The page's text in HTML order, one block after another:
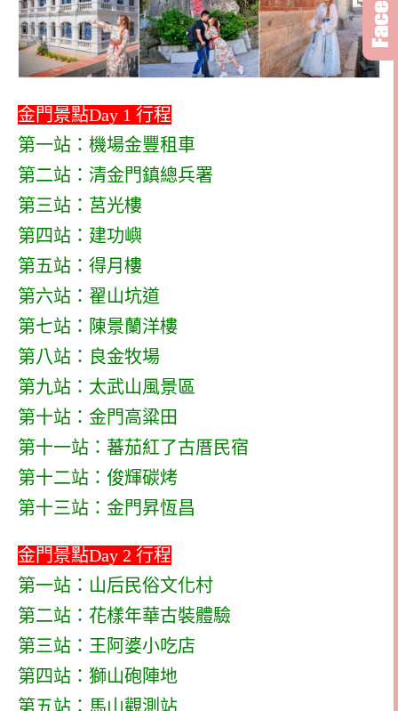
金門景點Day 1 行程
第一站：機場金豐租車
第二站：清金門鎮總兵署
第三站：莒光樓
第四站：建功嶼
第五站：得月樓
第六站：翟山坑道
第七站：陳景蘭洋樓
第八站：良金牧場
第九站：太武山風景區
第十站：金門高粱田
第十一站：蕃茄紅了古厝民宿
第十二站：俊輝碳烤
第十三站：金門昇恆昌
金門景點Day 2 行程
第一站：山后民俗文化村
第二站：花樣年華古裝體驗
第三站：王阿婆小吃店
第四站：獅山砲陣地
第五站：馬山觀測站